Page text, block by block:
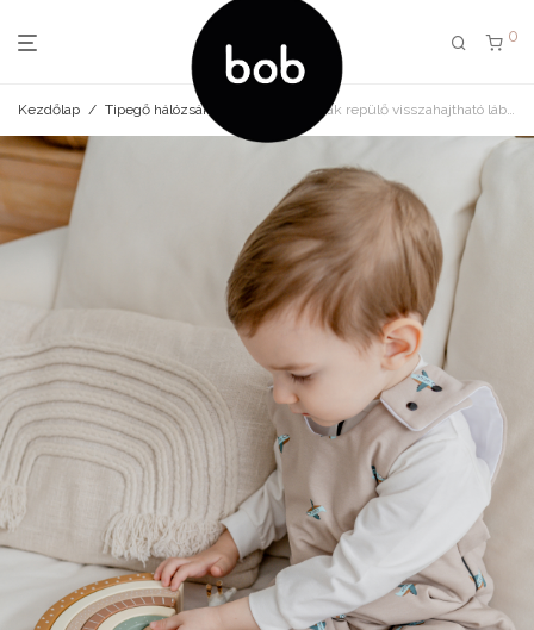
0
Kezdőlap / Tipegő hálózsák Tipegő hálózsák repülő visszahajtható lábrésszel 128-as méretig